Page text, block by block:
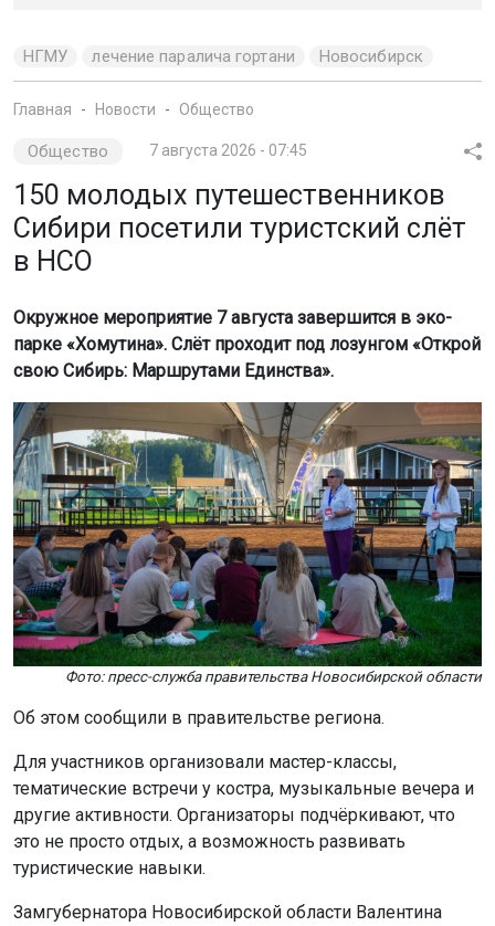
НГМУ лечение паралича гортани Новосибирск
Главная Новости Общество
Общество 7 августа 2026 - 07:45
150 молодых путешественников
Сибири посетили туристский слёт
в НСО
Окружное мероприятие 7 августа завершится в эко-
парке «Хомутина». Слёт проходит под лозунгом «Открой
свою Сибирь: Маршрутами Единства».
Фото: пресс-служба правительства Новосибирской области
Об этом сообщили в правительстве региона.
Для участников организовали мастер-классы,
тематические встречи у костра, музыкальные вечера и
другие активности. Организаторы подчёркивают, что
это не просто отдых, а возможность развивать
туристические навыки.
Замгубернатора Новосибирской области Валентина